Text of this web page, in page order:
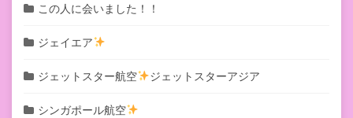
この人に会いました！！
ジェイエア
ジェットスター航空 ジェットスターアジア
シンガポール航空